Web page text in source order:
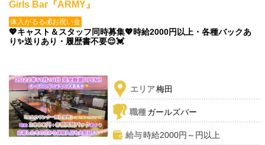
Girls Bar『ARMY』
体入がるる💰お祝い金
💖キャスト＆スタッフ同時募集💖時給2000円以上・各種バックあ
り✨送りあり・履歴書不要😌💓
エリア梅田
職種ガールズバー
給与時給2000円～円以上